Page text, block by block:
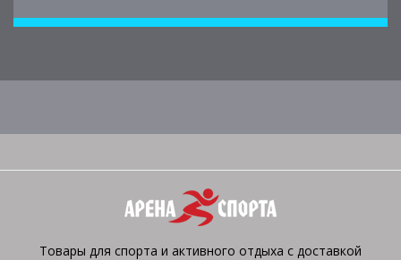
Товары для спорта и активного отдыха с доставкой